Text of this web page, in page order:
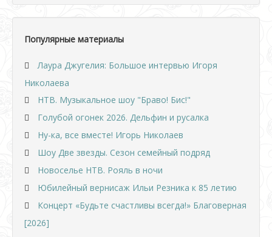
Популярные материалы
Лаура Джугелия: Большое интервью Игоря
Николаева
НТВ. Музыкальное шоу "Браво! Бис!"
Голубой огонек 2026. Дельфин и русалка
Ну-ка, все вместе! Игорь Николаев
Шоу Две звезды. Сезон семейный подряд
Новоселье НТВ. Рояль в ночи
Юбилейный вернисаж Ильи Резника к 85 летию
Концерт «Будьте счастливы всегда!» Благоверная
[2026]